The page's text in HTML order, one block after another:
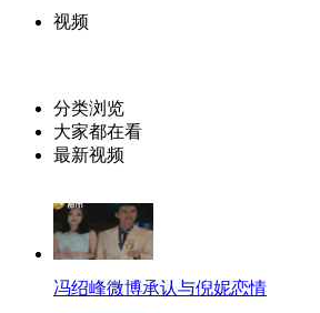
视频
分类浏览
大家都在看
最新视频
冯绍峰微博承认与倪妮恋情